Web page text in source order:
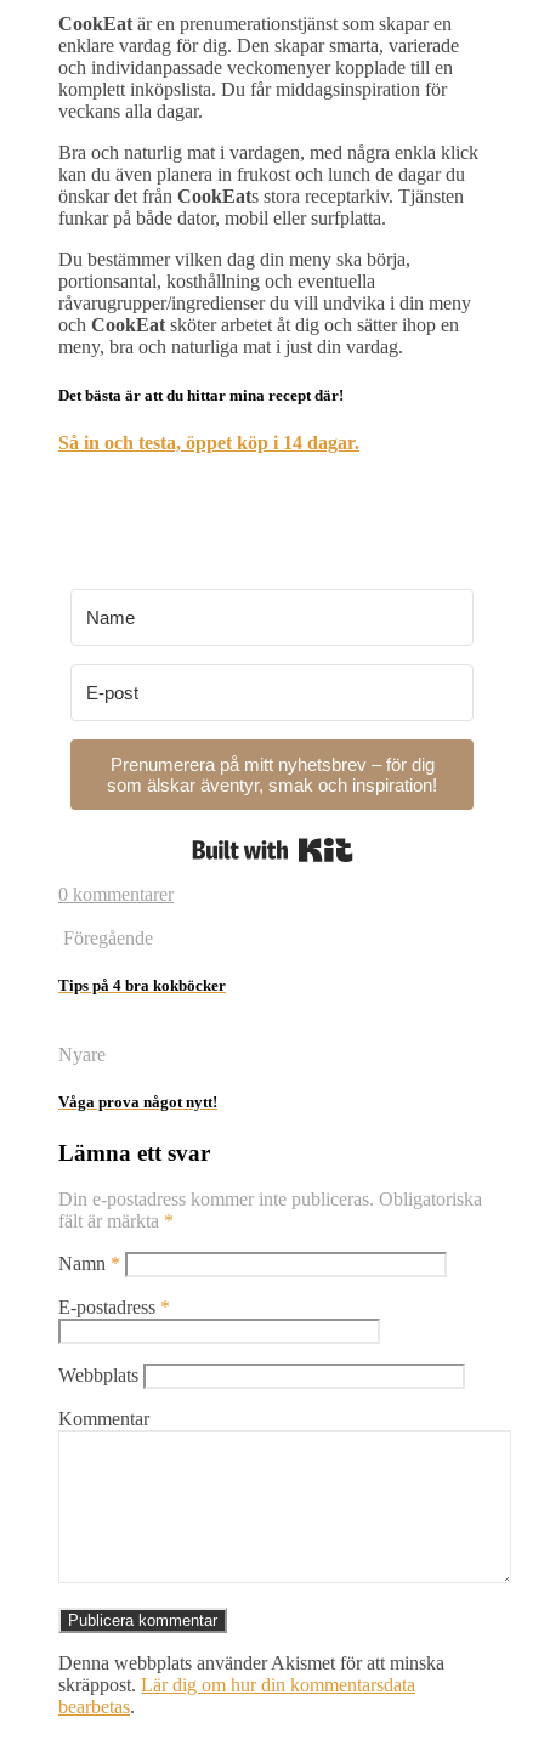
CookEat är en prenumerationstjänst som skapar en
enklare vardag för dig. Den skapar smarta, varierade
och individanpassade veckomenyer kopplade till en
komplett inköpslista. Du får middagsinspiration för
veckans alla dagar.
Bra och naturlig mat i vardagen, med några enkla klick
kan du även planera in frukost och lunch de dagar du
önskar det från CookEats stora receptarkiv. Tjänsten
funkar på både dator, mobil eller surfplatta.
Du bestämmer vilken dag din meny ska börja,
portionsantal, kosthållning och eventuella
råvarugrupper/ingredienser du vill undvika i din meny
och CookEat sköter arbetet åt dig och sätter ihop en
meny, bra och naturliga mat i just din vardag.
Det bästa är att du hittar mina recept där!
Så in och testa, öppet köp i 14 dagar.
Prenumerera på mitt nyhetsbrev – för dig
som älskar äventyr, smak och inspiration!
0 kommentarer
Föregående
Tips på 4 bra kokböcker
Nyare
Våga prova något nytt!
Lämna ett svar
Din e-postadress kommer inte publiceras. Obligatoriska
fält är märkta *
Namn *
E-postadress *
Webbplats
Kommentar
Denna webbplats använder Akismet för att minska
skräppost. Lär dig om hur din kommentarsdata
bearbetas.